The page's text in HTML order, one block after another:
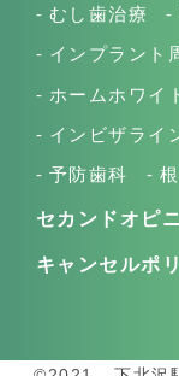
むし歯治療
インプラント
ホームホワイ
インビザライ
予防歯科
セカンドオピ
キャンセルポ